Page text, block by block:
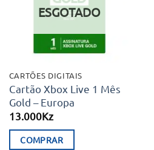
ESGOTADO
CARTÕES DIGITAIS
Cartão Xbox Live 1 Mês
Gold – Europa
13.000Kz
COMPRAR